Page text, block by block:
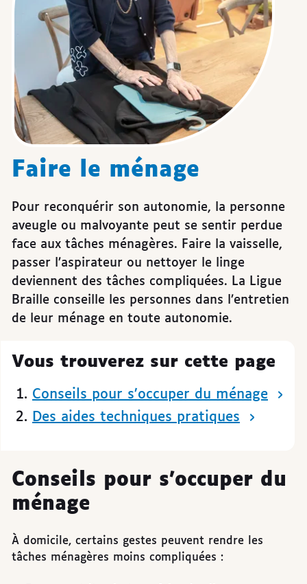
Faire le ménage
Pour reconquérir son autonomie, la personne
aveugle ou malvoyante peut se sentir perdue
face aux tâches ménagères. Faire la vaisselle,
passer l’aspirateur ou nettoyer le linge
deviennent des tâches compliquées. La Ligue
Braille conseille les personnes dans l’entretien
de leur ménage en toute autonomie.
Vous trouverez sur cette page
Conseils pour s’occuper du ménage
Des aides techniques pratiques
Conseils pour s’occuper du
ménage
À domicile, certains gestes peuvent rendre les
tâches ménagères moins compliquées :